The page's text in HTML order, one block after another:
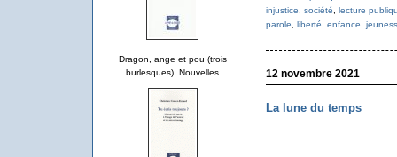
Dragon, ange et pou (trois
burlesques). Nouvelles
injustice, société, lecture
parole, liberté, enfance,
12 novembre 2021
La lune du temps